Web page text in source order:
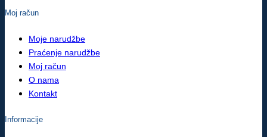
Moj račun
Moje narudžbe
Praćenje narudžbe
Moj račun
O nama
Kontakt
Informacije